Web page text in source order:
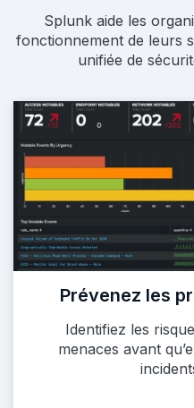
Splunk aide les
fonctionnement de leurs
unifiée de
Prévenez les
Identifiez les
menaces avant